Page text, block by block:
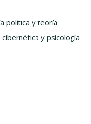
política y teoría
y psicología